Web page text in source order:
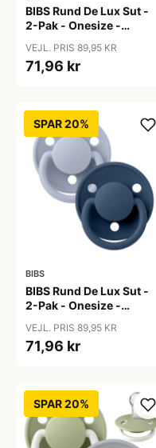
BIBS Rund De Lux Sut -
2-Pak - Onesize -
Blossom/Dusky Lilac
VEJL. PRIS 89,95 KR
71,96 kr
SPAR 20%
BIBS
BIBS Rund De Lux Sut -
2-Pak - Onesize -
Blue/Steel Blue
VEJL. PRIS 89,95 KR
71,96 kr
SPAR 20%